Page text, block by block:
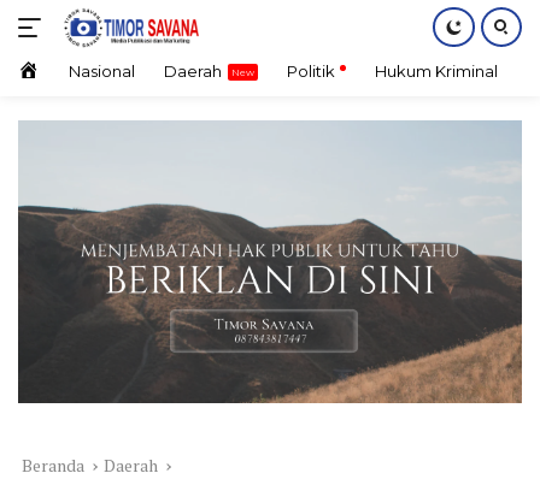
Langsung
konten HomeNasional Daerah Politik Hukum Kriminal
Beranda Daerah